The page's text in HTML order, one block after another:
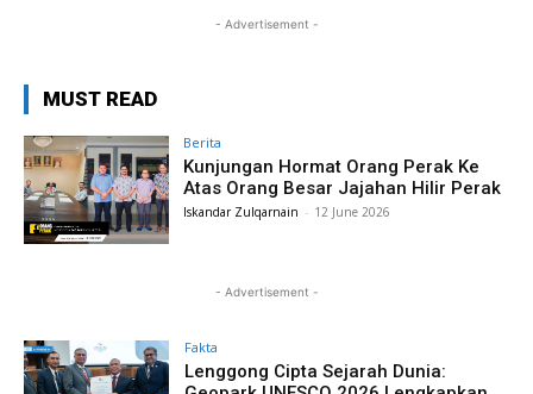
- Advertisement -
MUST READ
Berita
Kunjungan Hormat Orang Perak Ke
Atas Orang Besar Jajahan Hilir Perak
Iskandar Zulqarnain - 12 June 2026
- Advertisement -
Fakta
Lenggong Cipta Sejarah Dunia: